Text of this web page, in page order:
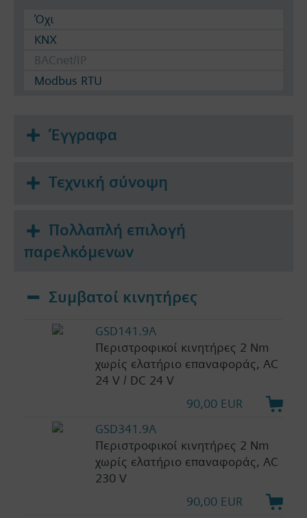
Όχι
KNX
BACnet/IP
Modbus RTU
Έγγραφα
Τεχνική σύνοψη
Πολλαπλή επιλογή
παρελκόμενων
Συμβατοί κινητήρες
GSD141.9A
Περιστροφικοί κινητήρες 2 Nm
χωρίς ελατήριο επαναφοράς, AC
24 V / DC 24 V
90,00 EUR
GSD341.9A
Περιστροφικοί κινητήρες 2 Nm
χωρίς ελατήριο επαναφοράς, AC
230 V
90,00 EUR